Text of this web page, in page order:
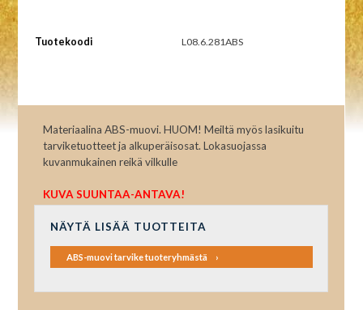
Tuotekoodi L08.6.281ABS
Materiaalina ABS-muovi. HUOM! Meiltä myös lasikuitu
tarviketuotteet ja alkuperäisosat. Lokasuojassa
kuvanmukainen reikä vilkulle
KUVA SUUNTAA-ANTAVA!
NÄYTÄ LISÄÄ TUOTTEITA
ABS-muovi tarvike tuoteryhmästä